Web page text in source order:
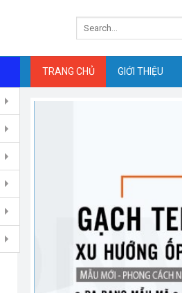
TRANG CHỦ GIỚI THIỆU